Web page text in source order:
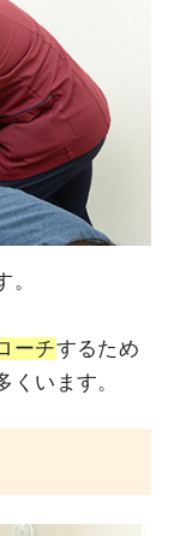
ーチするため
います。